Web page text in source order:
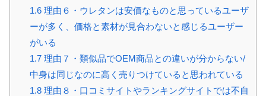
1.6理由６・ウレタンは安価なものと思っているユーザ
ーが多く、価格と素材が見合わないと感じるユーザー
がいる
1.7理由７・類似品でOEM商品との違いが分からない/
中身は同じなのに高く売りつけていると思われている
1.8理由８・口コミサイトやランキングサイトでは不自